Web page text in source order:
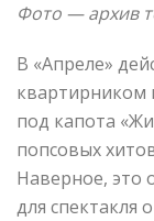
Фото —архив
В «Апреле»
квартирником
под капота
попсовых
Наверное, это
для спектакля